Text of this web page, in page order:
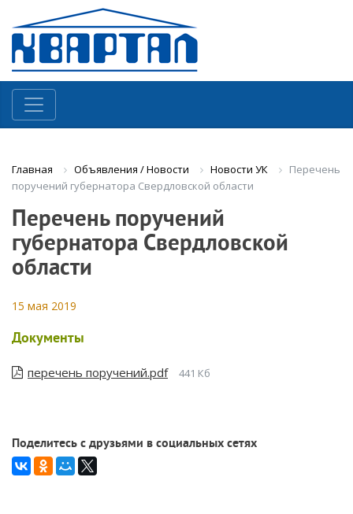
Главная Объявления / Новости Новости УК
Перечень
поручений губернатора Свердловской области
Перечень поручений
губернатора Свердловской
области
15 мая 2019
Документы
перечень поручений.pdf 441 Кб
Поделитесь с друзьями в социальных сетях